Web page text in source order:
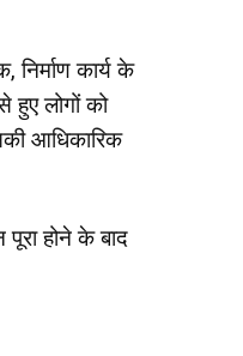
कार्य के
हुए लोगों को
आधिकारिक
होने के बाद